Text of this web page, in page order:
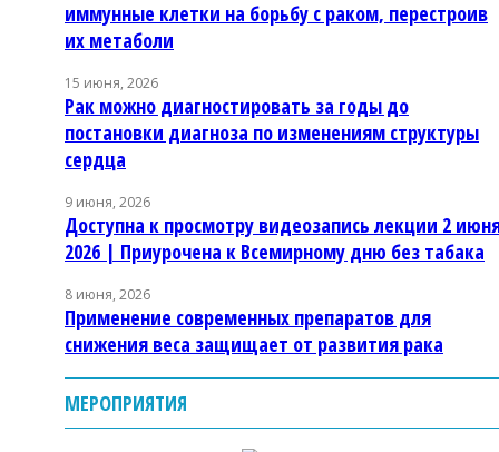
иммунные клетки на борьбу с раком, перестроив
их метаболи
15 июня, 2026
Рак можно диагностировать за годы до
постановки диагноза по изменениям структуры
сердца
9 июня, 2026
Доступна к просмотру видеозапись лекции 2
2026 | Приурочена к Всемирному дню без табака
8 июня, 2026
Применение современных препаратов для
снижения веса защищает от развития рака
МЕРОПРИЯТИЯ